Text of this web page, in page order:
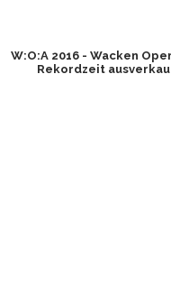
W:O:A 2016 - Wacken
Rekordzeit